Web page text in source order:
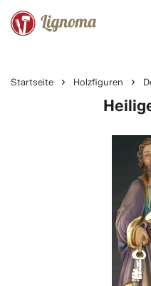
Startseite Holzfiguren